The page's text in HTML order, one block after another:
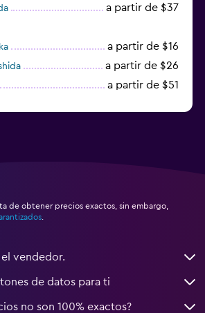
a partir de $37
a partir de $16
a partir de $26
a partir de $51
de obtener precios exactos, sin embargo,
vendedor.
de datos para ti
no son 100% exactos?